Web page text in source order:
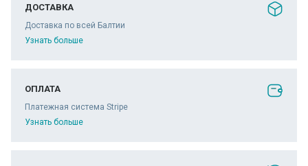
ДОСТАВКА
Доставка по всей Балтии
Узнать больше
ОПЛАТА
Платежная система Stripe
Узнать больше